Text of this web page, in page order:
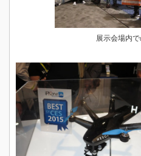
展示会場内